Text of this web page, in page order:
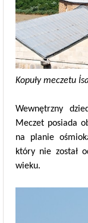
Kopuły meczetu
Wewnętrzny
Meczet posiada
na planie
który nie został
wieku.